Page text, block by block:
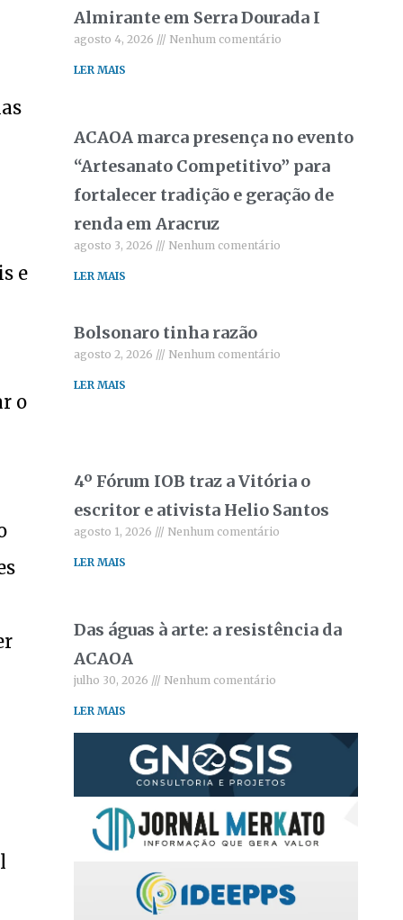
e
o
Almirante em Serra Dourada I
agosto 4, 2026 Nenhum comentário
LER MAIS
ACAOA marca presença no evento
“Artesanato Competitivo” para
fortalecer tradição e geração de
renda em Aracruz
agosto 3, 2026 Nenhum comentário
LER MAIS
Bolsonaro tinha razão
agosto 2, 2026 Nenhum comentário
LER MAIS
4º Fórum IOB traz a Vitória o
escritor e ativista Helio Santos
agosto 1, 2026 Nenhum comentário
LER MAIS
Das águas à arte: a resistência da
ACAOA
julho 30, 2026 Nenhum comentário
LER MAIS